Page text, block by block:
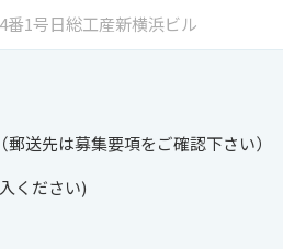
郵送先は募集要項をご確認下さい）
ください)